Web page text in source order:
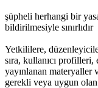
şüpheli herhangi bir
bildirilmesiyle sınırlıdır
Yetkililere,
sıra, kullanıcı
yayınlanan
gerekli veya uygun